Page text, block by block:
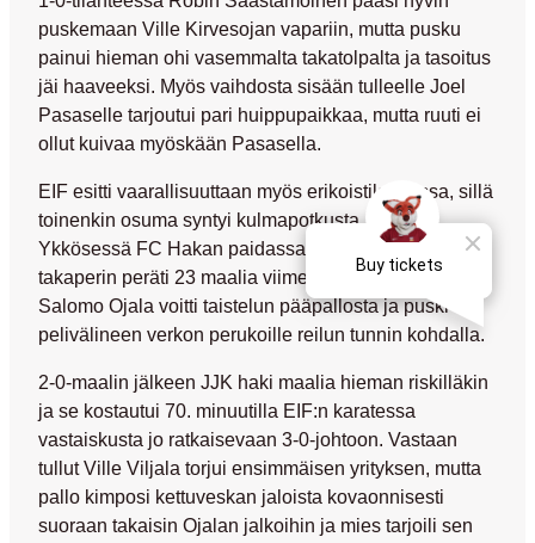
puskemaan Ville Kirvesojan vapariin, mutta pusku
painui hieman ohi vasemmalta takatolpalta ja tasoitus
jäi haaveeksi. Myös vaihdosta sisään tulleelle Joel
Pasaselle tarjoutui pari huippupaikkaa, mutta ruuti ei
ollut kuivaa myöskään Pasasella.
EIF esitti vaarallisuuttaan myös erikoistilanteissa, sillä
toinenkin osuma syntyi kulmapotkusta, kun
Ykkösessä FC Hakan paidassa muutama kausi
takaperin peräti 23 maalia viimeistellyt maalikuningas
Salomo Ojala voitti taistelun pääpallosta ja puski
pelivälineen verkon perukoille reilun tunnin kohdalla.
2-0-maalin jälkeen JJK haki maalia hieman riskilläkin
ja se kostautui 70. minuutilla EIF:n karatessa
vastaiskusta jo ratkaisevaan 3-0-johtoon. Vastaan
tullutVille Viljala torjui ensimmäisen yrityksen, mutta
pallo kimposi kettuveskan jaloista kovaonnisesti
suoraan takaisin Ojalan jalkoihin ja mies tarjoili sen